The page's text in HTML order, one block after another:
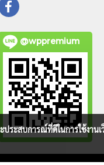
@wppremium
ระสบการณ์ที่ดีในการใช้งาน